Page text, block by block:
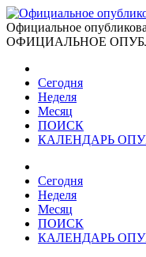
Официальное
ОФИЦИАЛЬНОЕ
Сегодня
Неделя
Месяц
ПОИСК
КАЛЕНДАРЬ
Сегодня
Неделя
Месяц
ПОИСК
КАЛЕНДАРЬ